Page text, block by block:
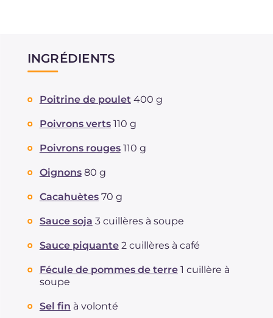
INGRÉDIENTS
Poitrine de poulet 400 g
Poivrons verts 110 g
Poivrons rouges 110 g
Oignons 80 g
Cacahuètes 70 g
Sauce soja 3 cuillères à soupe
Sauce piquante 2 cuillères à café
Fécule de pommes de terre 1 cuillère à
soupe
Sel fin à volonté